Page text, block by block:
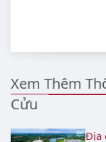
Xem Thêm
Cửu
Địa